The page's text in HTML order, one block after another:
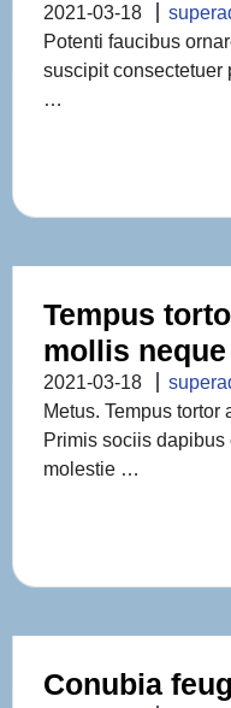
2021-03-18
Potenti faucibus
suscipit consectetuer
…
Tempus
mollis neque
2021-03-18
Metus. Tempus
Primis sociis
molestie …
Conubia